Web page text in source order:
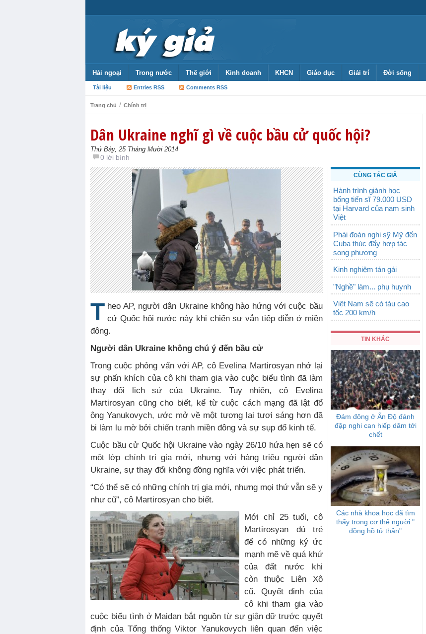
Hải ngoại Trong nước Thế giới Kinh doanh KHCN Giáo dục Giải trí Đời sống
Tài liệu Entries RSS Comments RSS
Trang chủ / Chính trị
Dân Ukraine nghĩ gì về cuộc bầu cử quốc hội?
Thứ Bảy, 25 Tháng Mười 2014
0 lời bình
T heo AP, người dân Ukraine không hào hứng với cuộc bầu
cử Quốc hội nước này khi chiến sự vẫn tiếp diễn ở miền
đông.
Người dân Ukraine không chú ý đến bầu cử
Trong cuộc phỏng vấn với AP, cô Evelina Martirosyan nhớ lại
sự phấn khích của cô khi tham gia vào cuộc biểu tình đã làm
thay đổi lịch sử của Ukraine. Tuy nhiên, cô Evelina
Martirosyan cũng cho biết, kể từ cuộc cách mạng đã lật đổ
ông Yanukovych, ước mở về một tương lai tươi sáng hơn đã
bi làm lu mờ bởi chiến tranh miền đông và sự sụp đổ kinh tế.
Cuộc bầu cử Quốc hội Ukraine vào ngày 26/10 hứa hẹn sẽ có
một lớp chính trị gia mới, nhưng với hàng triệu người dân
Ukraine, sự thay đổi không đồng nghĩa với việc phát triển.
“Có thể sẽ có những chính trị gia mới, nhưng mọi thứ vẫn sẽ y
như cũ”, cô Martirosyan cho biết.
Mới chỉ 25 tuổi, cô
Martirosyan đủ trẻ
để có những ký ức
mạnh mẽ về quá khứ
của đất nước khi
còn thuộc Liên Xô
cũ. Quyết định của
cô khi tham gia vào
cuộc biểu tình ở Maidan bắt nguồn từ sự giận dữ trước quyết
định của Tổng thống Viktor Yanukovych liên quan đến việc
CÙNG TÁC GIẢ
Hành trình giành học
bổng tiến sĩ 79.000 USD
tại Harvard của nam sinh
Việt
Phái đoàn nghị sỹ Mỹ đến
Cuba thúc đẩy hợp tác
song phương
Kinh nghiệm tán gái
"Nghề" làm... phụ huynh
Việt Nam sẽ có tàu cao
tốc 200 km/h
TIN KHÁC
Đám đông ở Ấn Độ đánh
đập nghi can hiếp dâm tới
chết
Các nhà khoa học đã tìm
thấy trong cơ thể người "
đồng hồ tử thần"